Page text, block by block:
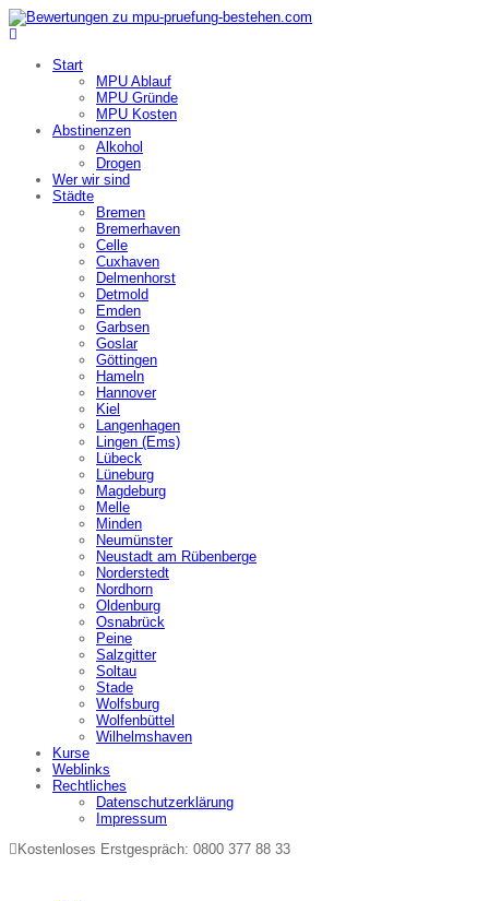
Start
MPU Ablauf
MPU Gründe
MPU Kosten
Abstinenzen
Alkohol
Drogen
Wer wir sind
Städte
Bremen
Bremerhaven
Celle
Cuxhaven
Delmenhorst
Detmold
Emden
Garbsen
Goslar
Göttingen
Hameln
Hannover
Kiel
Langenhagen
Lingen (Ems)
Lübeck
Lüneburg
Magdeburg
Melle
Minden
Neumünster
Neustadt am Rübenberge
Norderstedt
Nordhorn
Oldenburg
Osnabrück
Peine
Salzgitter
Soltau
Stade
Wolfsburg
Wolfenbüttel
Wilhelmshaven
Kurse
Weblinks
Rechtliches
Datenschutzerklärung
Impressum
Kostenloses Erstgespräch: 0800 377 88 33